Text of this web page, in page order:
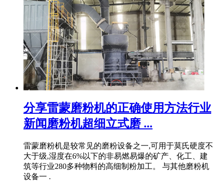
分享雷蒙磨粉机的正确使用方法行业
新闻磨粉机超细立式磨 ...
雷蒙磨粉机是较常见的磨粉设备之一,可用于莫氏硬度不
大于级,湿度在6%以下的非易燃易爆的矿产、化工、建
筑等行业280多种物料的高细制粉加工。 与其他磨粉机
设备一 .